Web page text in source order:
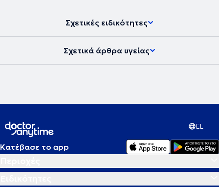
Σχετικές ειδικότητες
Σχετικά άρθρα υγείας
EL
Κατέβασε το app